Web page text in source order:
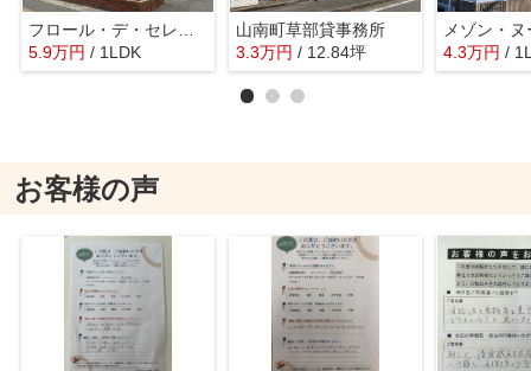
5.9万円 / 1LDK
山南町草部貸事務所
3.3万円 / 12.84坪 4.3万円 /
お客様の声